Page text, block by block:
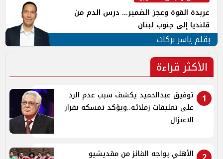
عربدة القوة وعجز الضمير... درس الدم من
قلنديا إلى جنوب لبنان
بقلم ياسر بركات
الأكثر قراءة
1
توفيق عبدالحميد يكشف سبب عدم الرد
على تعليقات زملائه..ويؤكد تمسكه بقرار
الاعتزال
الأهلي يواجه الفائز من مقديشيو